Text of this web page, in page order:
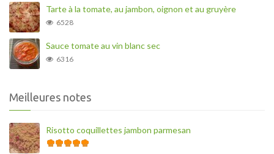
Tarte à la tomate, au jambon, oignon et au gruyère
6528
Sauce tomate au vin blanc sec
6316
Meilleures notes
Risotto coquillettes jambon parmesan